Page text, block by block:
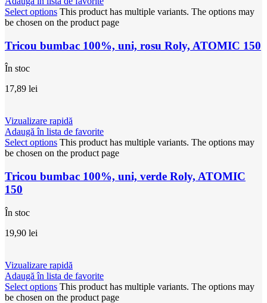
Select options This product has multiple variants. The options may
be chosen on the product page
Tricou bumbac 100%, uni, rosu Roly, ATOMIC 150
În stoc
17,89 lei
Vizualizare rapidă
Adaugă în lista de favorite
Select options This product has multiple variants. The options may
be chosen on the product page
Tricou bumbac 100%, uni, verde Roly, ATOMIC
150
În stoc
19,90 lei
Vizualizare rapidă
Adaugă în lista de favorite
Select options This product has multiple variants. The options may
be chosen on the product page